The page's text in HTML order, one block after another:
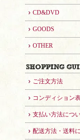
CD&DVD
GOODS
OTHER
ご注文方法
コンディション
支払い方法につ
配送方法・送料